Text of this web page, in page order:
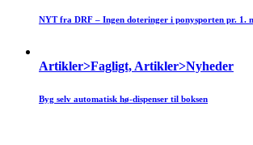
NYT fra DRF – Ingen doteringer i ponysporten pr. 1.
Artikler>Fagligt, Artikler>Nyheder
Byg selv automatisk hø-dispenser til boksen